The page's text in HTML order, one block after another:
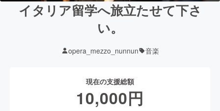
イタリア留学へ旅立たせて下さ
い。
opera_mezzo_nunnun 音楽
現在の支援総額
10,000円